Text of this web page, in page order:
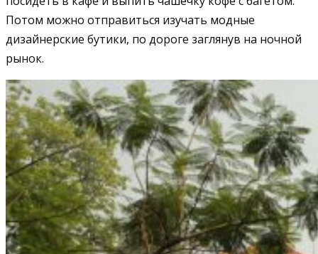
Потом можно отправиться изучать модные
дизайнерские бутики, по дороге заглянув на ночной
рынок.